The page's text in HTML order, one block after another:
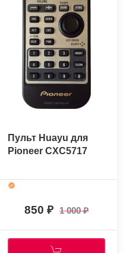
Пульт Huayu для
Pioneer CXC5717
850 1 000